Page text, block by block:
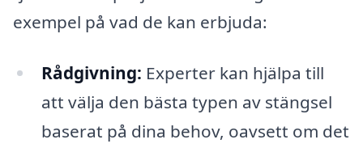
exempel på vad de kan erbjuda:
Rådgivning: Experter kan hjälpa till
att välja den bästa typen av stängsel
baserat på dina behov, oavsett om det